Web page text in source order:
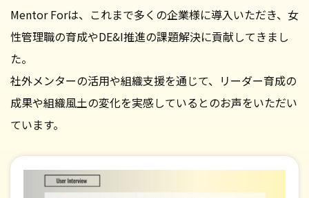
Mentor Forは、これまで多くの企業様に導入いただき、女
性管理職の育成やDE&I推進の課題解決に貢献してきまし
た。
社外メンターの活用や組織支援を通じて、 リーダー育成の
成果や組織風土の変化を実感しているとのお声をいただい
ています。